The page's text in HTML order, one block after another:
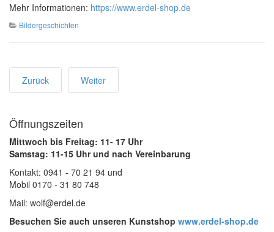
Mehr Informationen: https://www.erdel-shop.de
Bildergeschichten
Zurück Weiter
Öffnungszeiten
Mittwoch bis Freitag: 11- 17 Uhr
Samstag: 11-15 Uhr und nach Vereinbarung
Kontakt: 0941 - 70 21 94 und
Mobil 0170 - 31 80 748
Mail: wolf@erdel.de
Besuchen Sie auch unseren Kunstshop www.erdel-shop.de